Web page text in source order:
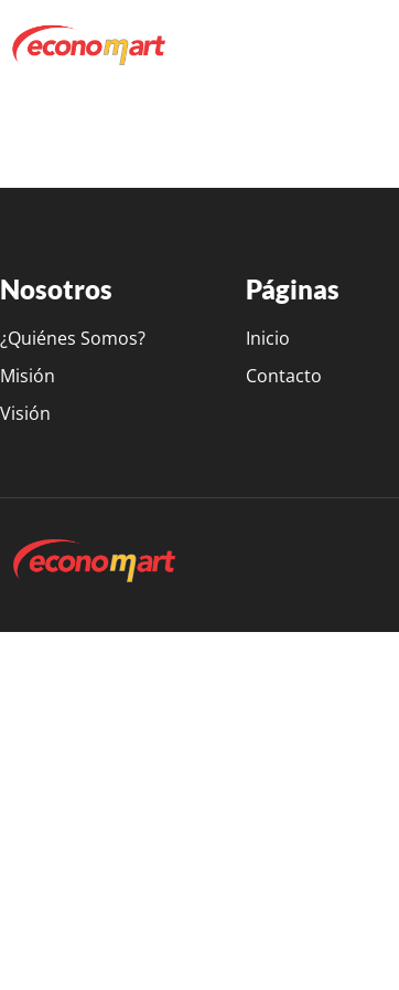
Nosotros
¿Quiénes Somos?
Misión
Visión
Páginas
Inicio
Contacto